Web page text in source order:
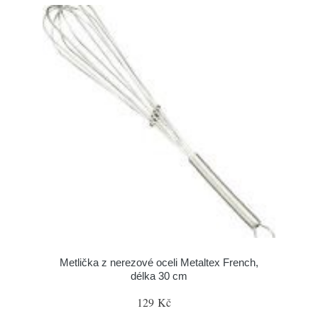
Metlička z nerezové oceli Metaltex French,
délka 30 cm
129 Kč